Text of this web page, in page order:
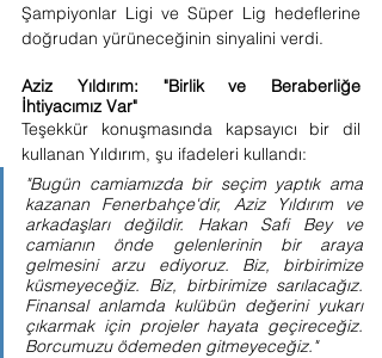
Şampiyonlar Ligi ve Süper Lig hedeflerine
doğrudan yürüneceğinin sinyalini verdi.
Aziz Yıldırım: "Birlik ve Beraberliğe
İhtiyacımız Var"
Teşekkür konuşmasında kapsayıcı bir dil
kullanan Yıldırım, şu ifadeleri kullandı:
"Bugün camiamızda bir seçim yaptık ama
kazanan Fenerbahçe'dir, Aziz Yıldırım ve
arkadaşları değildir. Hakan Safi Bey ve
camianın önde gelenlerinin bir araya
gelmesini arzu ediyoruz. Biz, birbirimize
küsmeyeceğiz. Biz, birbirimize sarılacağız.
Finansal anlamda kulübün değerini yukarı
çıkarmak için projeler hayata geçireceğiz.
Borcumuzu ödemeden gitmeyeceğiz."